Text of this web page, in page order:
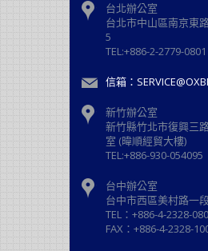
台北辦公室
台北市中山區南京東
5
TEL:+886-2-2779-0801
信箱：
新竹辦公室
新⽵縣⽵北市復興三
室 (暐順經貿大樓)
TEL:+886-930-054095
台中辦公室
台中市西區美村路一
TEL：+886-4-2328-
FAX：+886-4-2328-